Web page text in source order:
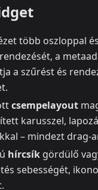
több oszloppal
a
a szűrést és
csempelayout
karusszel,
– mindezt
hírcsík gördülő
sebességét,